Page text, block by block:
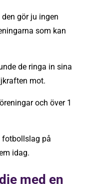
gör ju ingen
som kan
de ringa in sina
mot.
och över 1
fotbollslag på
idag.
med en